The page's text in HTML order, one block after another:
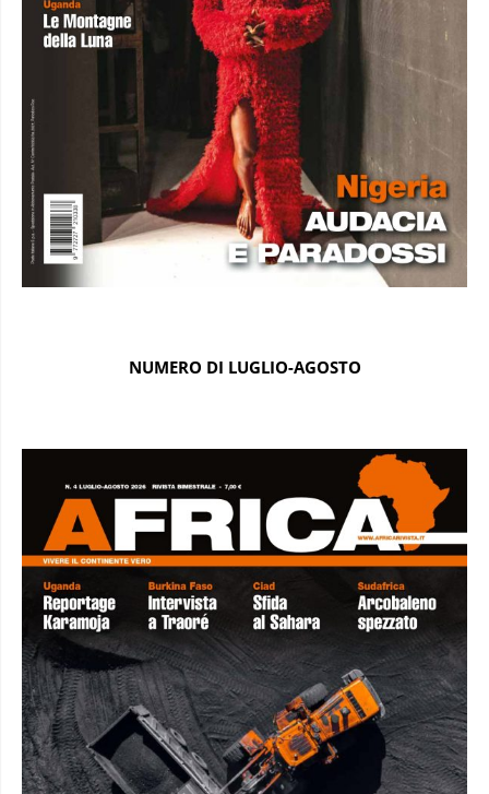
NUMERO DI LUGLIO-AGOSTO